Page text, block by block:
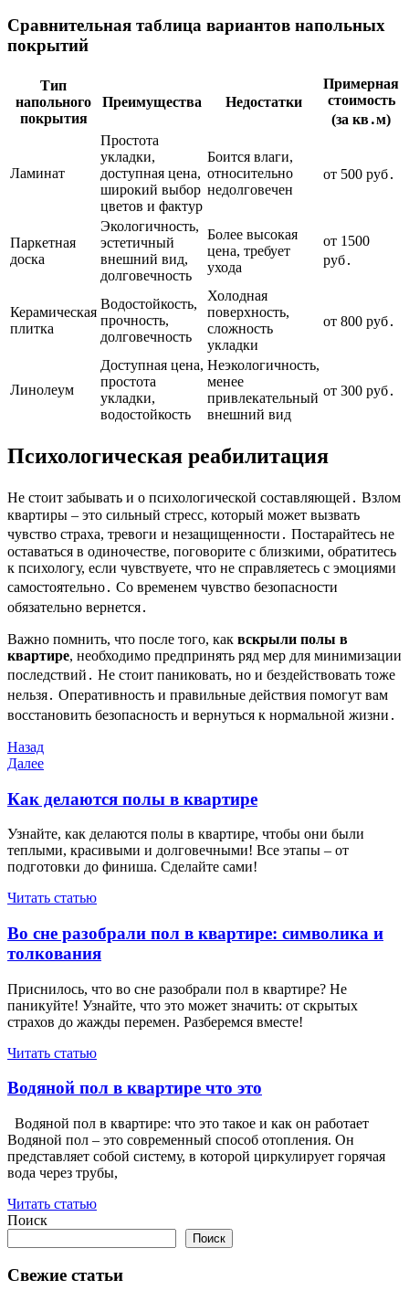
Сравнительная таблица вариантов напольных
покрытий
Тип
напольного
покрытия
Преимущества Недостатки
Примерная
стоимость
(за кв․м)
Ламинат
Простота
укладки,
доступная цена,
широкий выбор
цветов и фактур
Боится влаги,
относительно
недолговечен
от 500 руб․
Паркетная
доска
Экологичность,
эстетичный
внешний вид,
долговечность
Более высокая
цена, требует
ухода
от 1500
руб․
Керамическая
плитка
Водостойкость,
прочность,
долговечность
Холодная
поверхность,
сложность
укладки
от 800 руб․
Линолеум
Доступная цена,
простота
укладки,
водостойкость
Неэкологичность,
менее
привлекательный
внешний вид
от 300 руб․
Психологическая реабилитация
Не стоит забывать и о психологической составляющей․ Взлом
квартиры – это сильный стресс, который может вызвать
чувство страха, тревоги и незащищенности․ Постарайтесь не
оставаться в одиночестве, поговорите с близкими, обратитесь
к психологу, если чувствуете, что не справляетесь с эмоциями
самостоятельно․ Со временем чувство безопасности
обязательно вернется․
Важно помнить, что после того, как вскрыли полы в
квартире, необходимо предпринять ряд мер для минимизации
последствий․ Не стоит паниковать, но и бездействовать тоже
нельзя․ Оперативность и правильные действия помогут вам
восстановить безопасность и вернуться к нормальной жизни․
Навигация
по
записям
Предыдущая
запись
Назад
Следующая
Далее
Как делаются полы в квартире
Узнайте, как делаются полы в квартире, чтобы они были
теплыми, красивыми и долговечными! Все этапы – от
подготовки до финиша. Сделайте сами!
Читать статью
Во сне разобрали пол в квартире: символика и
толкования
Приснилось, что во сне разобрали пол в квартире? Не
паникуйте! Узнайте, что это может значить: от скрытых
страхов до жажды перемен. Разберемся вместе!
Читать статью
Водяной пол в квартире что это
Водяной пол в квартире: что это такое и как он работает
Водяной пол – это современный способ отопления. Он
представляет собой систему, в которой циркулирует горячая
вода через трубы,
Читать статью
Поиск
Поиск
Свежие статьи